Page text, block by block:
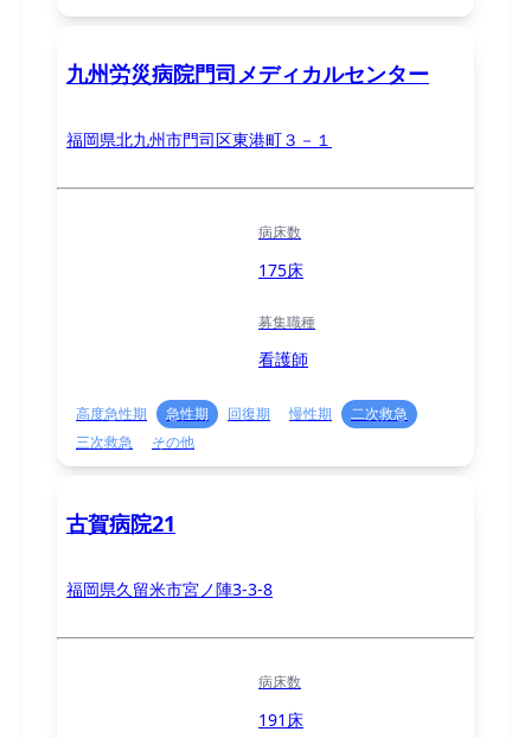
九州労災病院門司メディカルセンター
福岡県北九州市門司区東港町３－１
病床数
175床
募集職種
看護師
高度急性期 急性期 回復期 慢性期
二次救急
三次救急
その他
古賀病院21
福岡県久留米市宮ノ陣3-3-8
病床数
191床